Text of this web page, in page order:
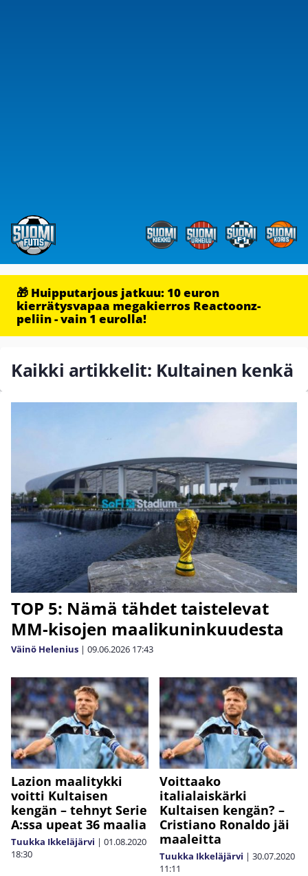
🎁 Huipputarjous jatkuu: 10 euron
kierrätysvapaa megakierros Reactoonz-
peliin - vain 1 eurolla!
Kaikki artikkelit: Kultainen kenkä
TOP 5: Nämä tähdet taistelevat
MM-kisojen maalikuninkuudesta
Väinö Helenius | 09.06.2026 17:43
Lazion maalitykki
voitti Kultaisen
kengän – tehnyt Serie
A:ssa upeat 36 maalia
Tuukka Ikkeläjärvi | 01.08.2020
18:30
Voittaako
italialaiskärki
Kultaisen kengän? –
Cristiano Ronaldo jäi
maaleitta
Tuukka Ikkeläjärvi | 30.07.2020
11:11